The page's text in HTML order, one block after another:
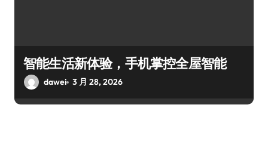
智能生活新体验，手机掌控全屋智能
dawei 3 月 28, 2026